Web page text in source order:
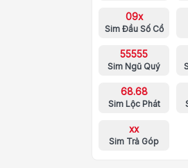
09x
Sim Đầu Số Cổ
55555
Sim Ngũ Quý
68.68
Sim Lộc Phát
xx
Sim Trả Góp